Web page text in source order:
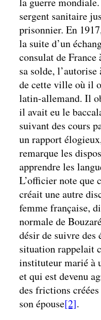
sergent sanitaire
prisonnier. En
la suite d’un
consulat de
sa solde,
de cette ville où il
latin-allemand. Il
il avait eu le
suivant des cours
un rapport
remarque les
apprendre les
L’officier note que
créait une autre
femme française,
normale de
désir de suivre des
situation rappelait
instituteur marié à
et qui est devenu
des frictions
son épouse[2].